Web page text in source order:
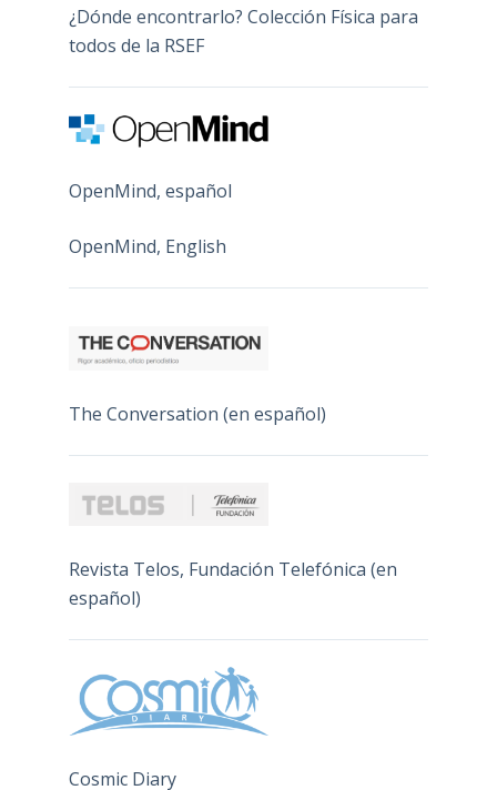
¿Dónde encontrarlo? Colección Física para
todos de la RSEF
OpenMind, español
OpenMind, English
The Conversation (en español)
Revista Telos, Fundación Telefónica (en
español)
Cosmic Diary